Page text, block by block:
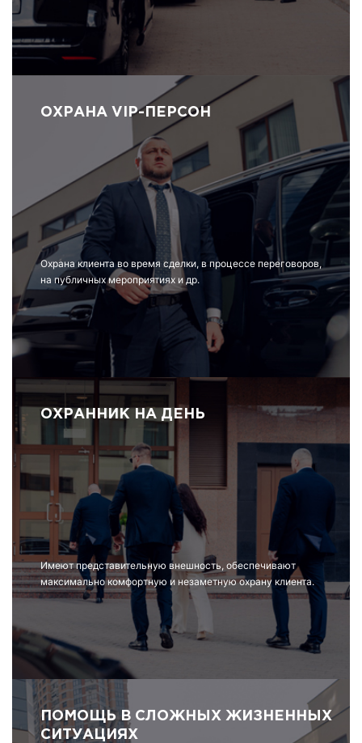
ОХРАНА VIP-ПЕРСОН
Охрана клиента во время сделки, в процессе переговоров,
на публичных мероприятиях и др.
ОХРАННИК НА ДЕНЬ
Имеют представительную внешность, обеспечивают
максимально комфортную и незаметную охрану клиента.
ПОМОЩЬ В СЛОЖНЫХ ЖИЗНЕННЫХ
СИТУАЦИЯХ